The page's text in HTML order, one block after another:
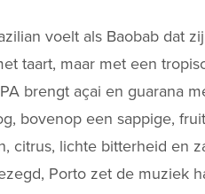
voelt als Baobab dat
taart, maar met een
brengt açai en guarana
bovenop een sappige,
citrus, lichte bitterheid en
Porto zet de muziek